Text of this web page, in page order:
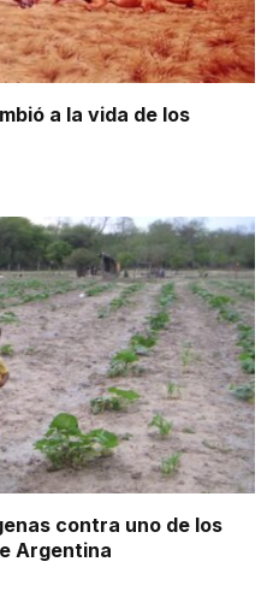
a la vida de los
contra uno de los
Argentina